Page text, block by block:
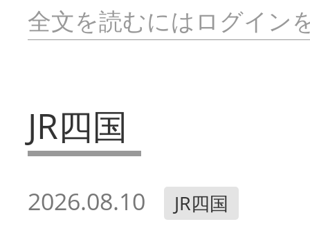
全文を読むにはログイン
JR四国
2026.08.10 JR四国